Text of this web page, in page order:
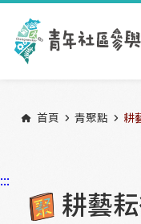
跳到主要內容區塊
首頁 青聚點 耕
:::
耕藝